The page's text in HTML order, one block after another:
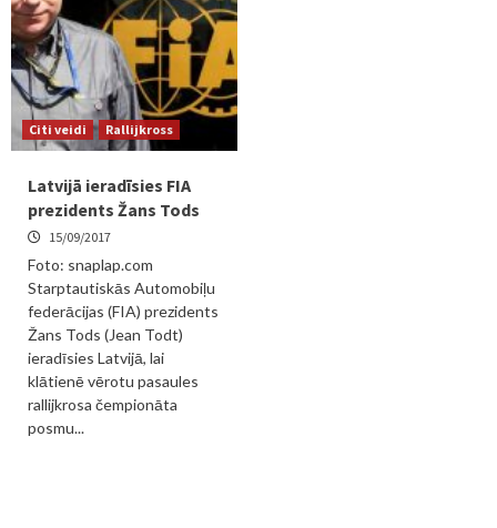
Citi veidi Rallijkross
Latvijā ieradīsies FIA
prezidents Žans Tods
15/09/2017
Foto: snaplap.com
Starptautiskās Automobiļu
federācijas (FIA) prezidents
Žans Tods (Jean Todt)
ieradīsies Latvijā, lai
klātienē vērotu pasaules
rallijkrosa čempionāta
posmu...